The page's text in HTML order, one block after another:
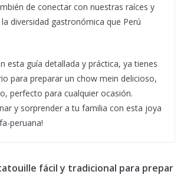
de conectar con nuestras raíces y
diversidad gastronómica que Perú
esta guía detallada y práctica, ya tienes
para preparar un chow mein delicioso,
perfecto para cualquier ocasión.
y sorprender a tu familia con esta joya
peruana!
fácil y tradicional para prepar